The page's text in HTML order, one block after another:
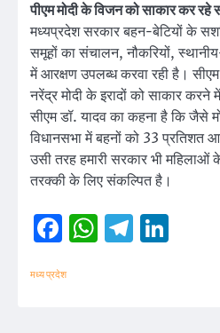
पीएम मोदी के विजन को साकार कर रहे
मध्यप्रदेश सरकार बहन-बेटियों के
समूहों का संचालन, नौकरियों,
में आरक्षण उपलब्ध करवा रही है।
नरेंद्र मोदी के इरादों को साकार
सीएम डॉ. यादव का कहना है कि जैसे
विधानसभा में बहनों को 33 प्रतिशत
उसी तरह हमारी सरकार भी
तरक्की के लिए संकल्पित है।
Facebook
मध्य प्रदेश